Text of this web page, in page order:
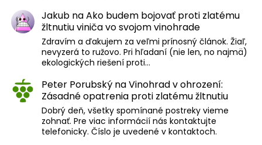
Jakub naAko budem bojovať proti zlatému
žltnutiu viniča vo svojom vinohrade
Zdravím a ďakujem za veľmi prínosný článok. Žiaľ,
nevyzerá to ružovo. Pri hľadaní (nie len, no najmä)
ekologických riešení proti…
Peter Porubský naVinohrad v ohrození:
Zásadné opatrenia proti zlatému žltnutiu
Dobrý deň, všetky spomínané postreky vieme
zohnať. Pre viac informácií nás kontaktujte
telefonicky. Číslo je uvedené v kontaktoch.